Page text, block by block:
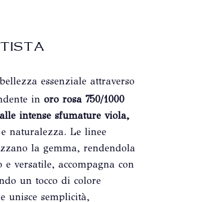
essenziale attraverso
in oro rosa 750/1000
intense sfumature viola,
naturalezza. Le linee
la gemma, rendendola
versatile, accompagna con
un tocco di colore
unisce semplicità,